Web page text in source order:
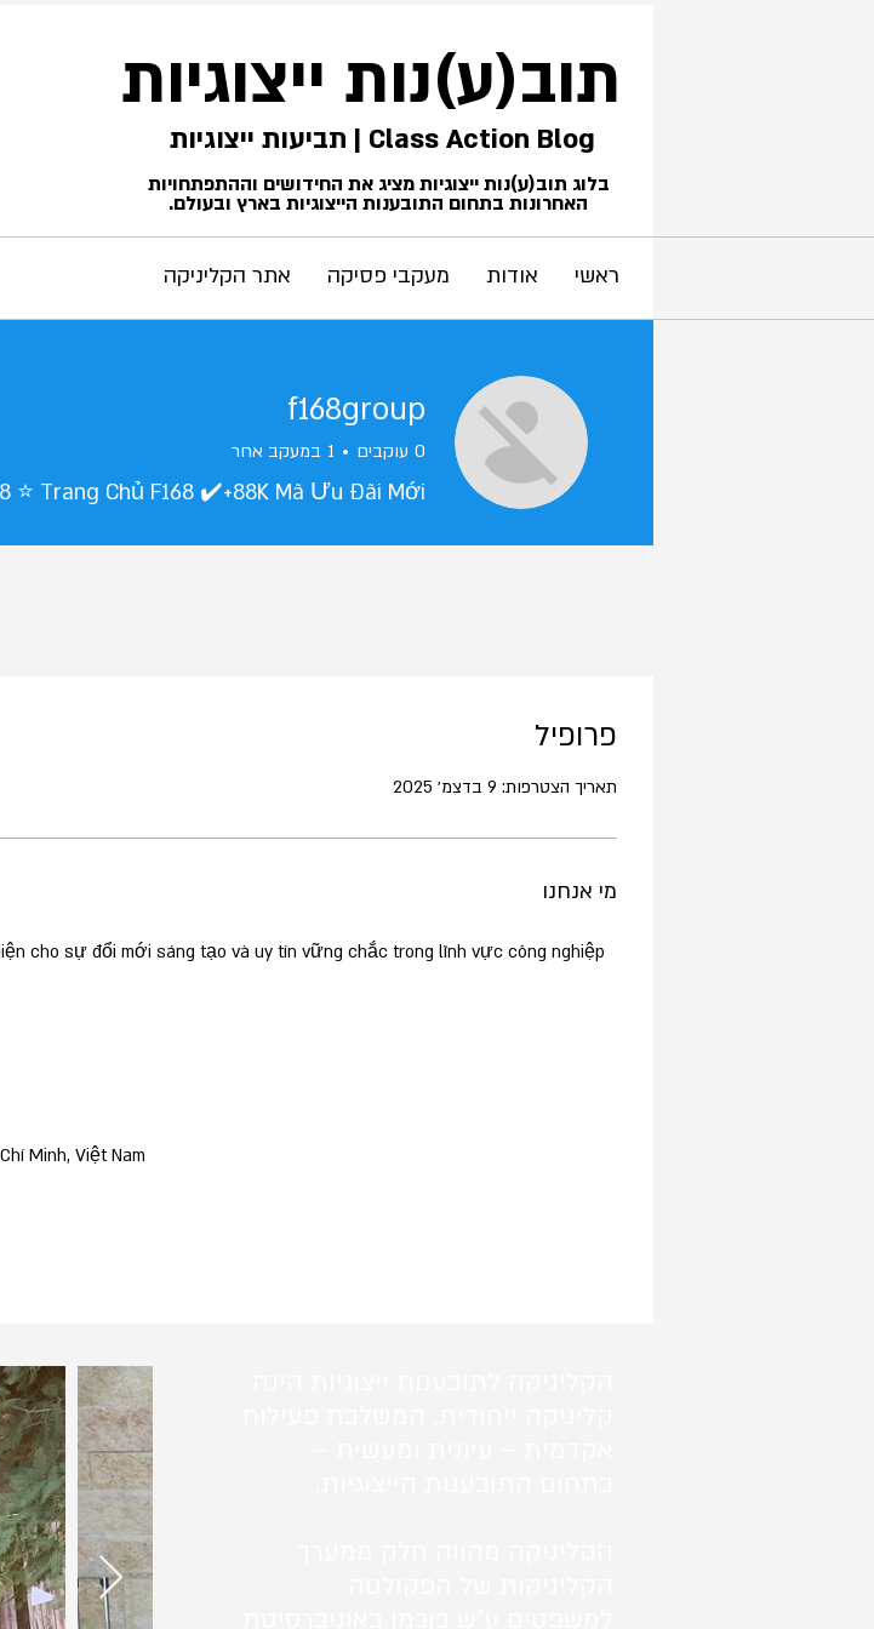
תוב(ע)נות ייצוגיות
Class Action Blog | תביעות ייצוגיות
בלוג תוב(ע)נות ייצוגיות מציג את החידושים וההתפתחויות
האחרונות בתחום התובענות הייצוגיות בארץ ובעולם.
ראשי אודות מעקבי פסיקה אתר הקליניקה
פרופיל
תאריך הצטרפות: 9 בדצמ׳ 2025
מי אנחנו
cho sự đổi mới sáng tạo và uy tín vững chắc trong lĩnh vực công nghiệp
Minh, Việt Nam
f168group
0 עוקבים 1 במעקב אחר
⭐️ Trang Chủ F168 ✔️+88K Mã Ưu Đãi Mới